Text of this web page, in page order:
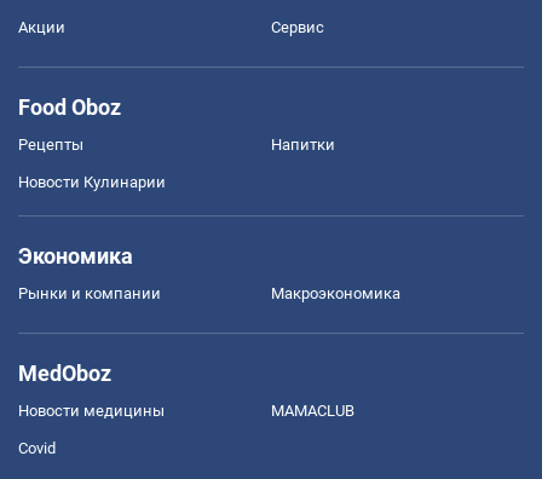
Акции Сервис
Food Oboz
Рецепты Напитки
Новости Кулинарии
Экономика
Рынки и компании Mакроэкономика
MedOboz
Новости медицины MAMACLUB
Covid